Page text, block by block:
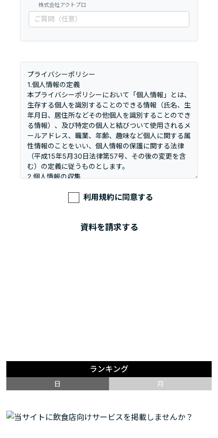
株式会社アクトプロ
利用規約に同意する
資料を請求する
ランキング
日 月